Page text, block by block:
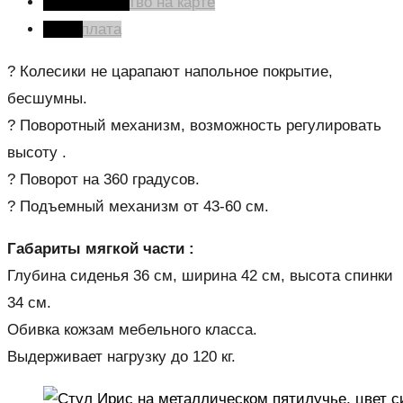
Оплата
? Колесики не царапают напольное покрытие,
бесшумны.
? Поворотный механизм, возможность регулировать
высоту .
? Поворот на 360 градусов.
? Подъемный механизм от 43-60 см.
Габариты мягкой части :
Глубина сиденья 36 см, ширина 42 см, высота спинки
34 см.
Обивка кожзам мебельного класса.
Выдерживает нагрузку до 120 кг.